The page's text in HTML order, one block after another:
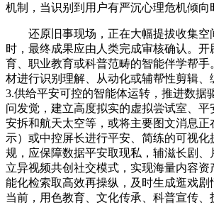
机制，当识别到用户有严沉心理危机倾向
还原旧事现场，正在大幅提拔收集空
时，最终成果应由人类完成审核确认。开
育、职业教育或科普范畴的智能伴学帮手
材进行识别理解、从动化或辅帮性剪辑、
3.供给平安可控的智能体运转，推进数据
问发觉，建立高度拟实的虚拟尝试室、平
安拆和航天太空等，或将主要图文消息正
示）或中控屏长进行平安、简练的可视化
规，应保障数据平安取现私，辅滋长剧
立异视频共创社交模式，实现海量内容资
能化检索取高效再操纵，及时生成逛戏剧
当前，用色教育、文化传承、科普宣传、